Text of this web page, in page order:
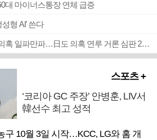
대 마이너스통장 연체 급증
형 AI’ 쓴다
■ 축구협회 ‘성 접대’ 의혹 일파만파…日도 의혹 연루 거론 심판 2명 조사
스포츠 +
‘코리아 GC 주장’ 안병훈, LIV서
韓선수 최고 성적
구 10월 3일 시작…KCC, LG와 홈 개